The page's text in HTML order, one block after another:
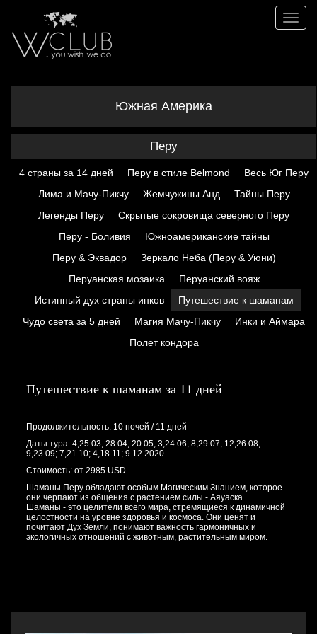
Toggle
Южная Америка
Перу
4 страны за 14 дней Перу в стиле Belmond
Весь Юг Перу
Лима и Мачу-Пикчу
Жемчужины Анд
Тайны Перу
Легенды Перу
Скрытые сокровища северного Перу
Перу - Боливия
Южноамериканские тайны
Перу & Эквадор
Зеркало Неба (Перу & Уюни)
Перуанская мозаика
Перуанский вояж
Истинный дух страны инков
Путешествие к шаманам
Чудо света за 5 дней
Магия Мачу-Пикчу
Инки и Аймара
Полет кондора
Путешествие к шаманам за 11 дней
Продолжительность: 10 ночей / 11 дней
Даты тура: 4,25.03; 28.04; 20.05; 3,24.06; 8,29.07; 12,26.08;
9,23.09; 7,21.10; 4,18.11; 9.12.2020
Стоимость: от 2985 USD
Шаманы Перу обладают особым Магическим Знанием, которое
они черпают из общения с растением силы - Аяуаска.
Шаманы - это целители всего мира, стремящиеся к динамичной
целостности на уровне здоровья и космоса. Они ценят и
почитают Дух Земли, понимают важность гармоничных и
экологичных отношений с животным, растительным миром.